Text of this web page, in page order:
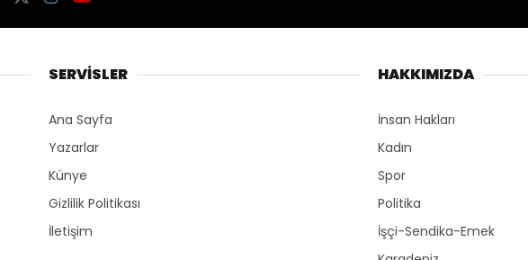
SERVİSLER
Ana Sayfa
Yazarlar
Künye
Gizlilik Politikası
İletişim
HAKKIMIZDA
İnsan Hakları
Kadın
Spor
Politika
İşçi-Sendika-Emek